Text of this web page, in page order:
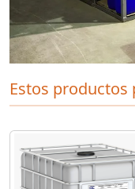
Estos